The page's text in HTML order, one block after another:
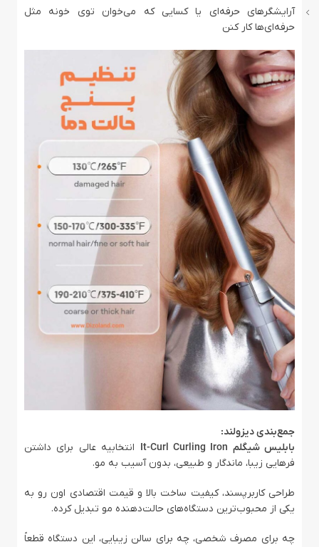
آرایشگرهای حرفه‌ای یا کسایی که می‌خوان توی خونه مثل
حرفه‌ای‌ها کار کنن
جمع‌بندی دیزولند:
بابلیس شیگلم It-Curl Curling Iron
انتخابیه عالی برای داشتن
فرهایی زیبا، ماندگار و طبیعی، بدون آسیب به مو.
طراحی کاربرپسند، کیفیت ساخت بالا و قیمت اقتصادی اون رو به
یکی از محبوب‌ترین دستگاه‌های حالت‌دهنده مو تبدیل کرده.
چه برای مصرف شخصی، چه برای سالن زیبایی، این دستگاه قطعاً